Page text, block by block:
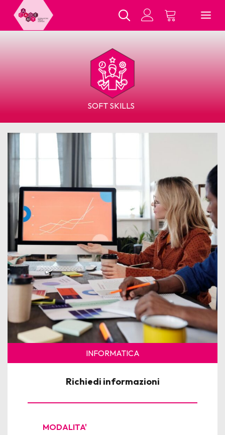
Chi Siamo
Tutti i Corsi
Contatti
News
Per le Aziende
SOFT SKILLS
INFORMATICA
Richiedi informazioni
MODALITA'